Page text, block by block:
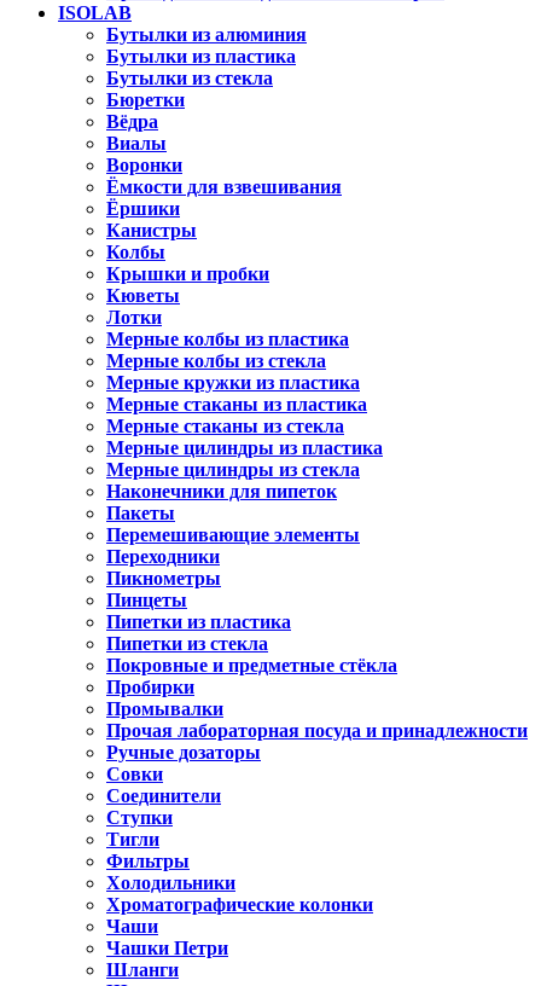
ISOLAB
Бутылки из алюминия
Бутылки из пластика
Бутылки из стекла
Бюретки
Вёдра
Виалы
Воронки
Ёмкости для взвешивания
Ёршики
Канистры
Колбы
Крышки и пробки
Кюветы
Лотки
Мерные колбы из пластика
Мерные колбы из стекла
Мерные кружки из пластика
Мерные стаканы из пластика
Мерные стаканы из стекла
Мерные цилиндры из пластика
Мерные цилиндры из стекла
Наконечники для пипеток
Пакеты
Перемешивающие элементы
Переходники
Пикнометры
Пинцеты
Пипетки из пластика
Пипетки из стекла
Покровные и предметные стёкла
Пробирки
Промывалки
Прочая лабораторная посуда и принадлежности
Ручные дозаторы
Совки
Соединители
Ступки
Тигли
Фильтры
Холодильники
Хроматографические колонки
Чаши
Чашки Петри
Шланги